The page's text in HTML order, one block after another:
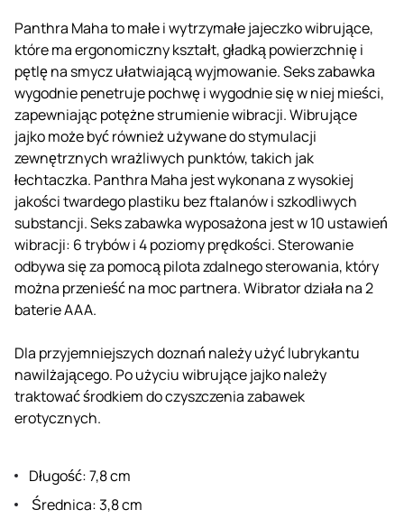
Panthra Maha to małe i wytrzymałe jajeczko wibrujące,
które ma ergonomiczny kształt, gładką powierzchnię i
pętlę na smycz ułatwiającą wyjmowanie. Seks zabawka
wygodnie penetruje pochwę i wygodnie się w niej mieści,
zapewniając potężne strumienie wibracji. Wibrujące
jajko może być również używane do stymulacji
zewnętrznych wrażliwych punktów, takich jak
łechtaczka. Panthra Maha jest wykonana z wysokiej
jakości twardego plastiku bez ftalanów i szkodliwych
substancji. Seks zabawka wyposażona jest w 10 ustawień
wibracji: 6 trybów i 4 poziomy prędkości. Sterowanie
odbywa się za pomocą pilota zdalnego sterowania, który
można przenieść na moc partnera. Wibrator działa na 2
baterie AAA.
Dla przyjemniejszych doznań należy użyć lubrykantu
nawilżającego. Po użyciu wibrujące jajko należy
traktować środkiem do czyszczenia zabawek
erotycznych.
Długość: 7,8 cm
Średnica: 3,8 cm